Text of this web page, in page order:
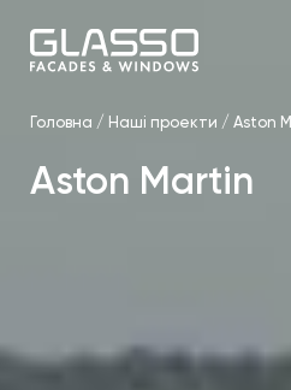
Головна / Наші проекти / Aston
Aston Martin